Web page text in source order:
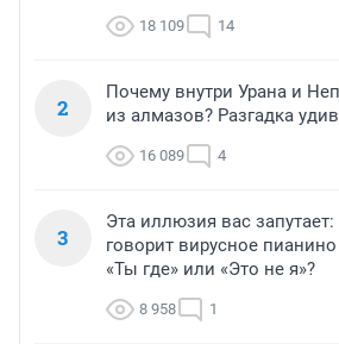
18 109 14
2
Почему внутри Урана и
из алмазов? Разгадка
16 089 4
3
Эта иллюзия вас
говорит вирусное
«Ты где» или «Это не я»?
8 958 1